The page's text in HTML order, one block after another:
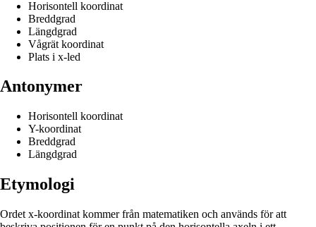
Horisontell koordinat
Breddgrad
Längdgrad
Vågrät koordinat
Plats i x-led
Antonymer
Horisontell koordinat
Y-koordinat
Breddgrad
Längdgrad
Etymologi
Ordet x-koordinat kommer från matematiken och används för att